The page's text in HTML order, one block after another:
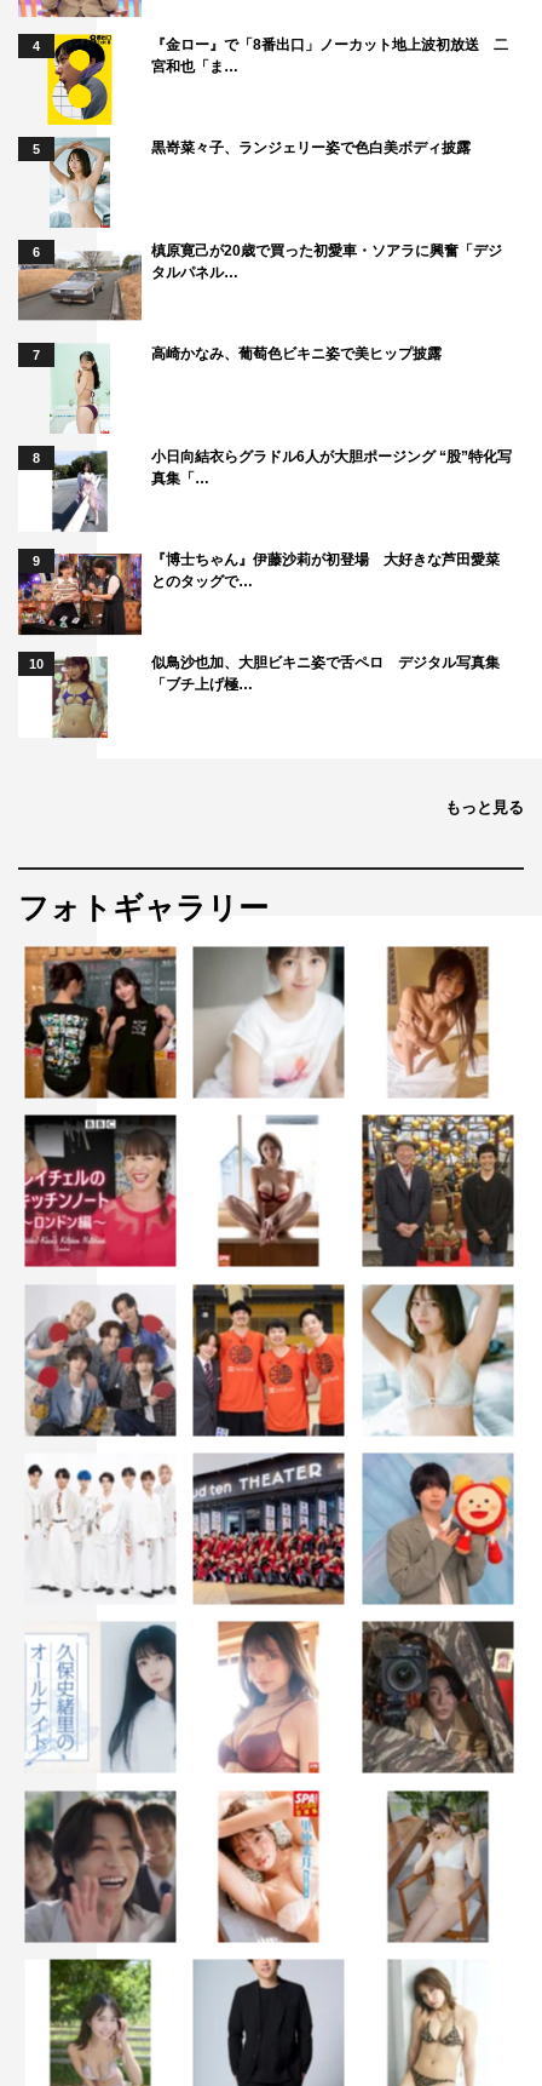
番組情報
『岸辺露伴は動かない』
NHK総合
第7話：「ホットサマー・マーサ」
2022年12月26日（月）午後10時～10時54分
第8話：「ジャンケン小僧」
2022年12月27日（火）午後10時～10時54分
送）
この記事の写真
©NHK
柊木陽太
飯豊まりえ 高橋一生
4
『金ロー』で「8番出口」ノーカット地上波初放送 二
宮和也「ま…
5 黒嵜菜々子、ランジェリー姿で色白美ボディ披露
6
槙原寛己が20歳で買った初愛車・ソアラに興奮「デジ
タルパネル…
7 高崎かなみ、葡萄色ビキニ姿で美ヒップ披露
8
小日向結衣らグラドル6人が大胆ポージング “股”特化写
真集「…
9
『博士ちゃん』伊藤沙莉が初登場 大好きな芦田愛菜
とのタッグで…
10
似鳥沙也加、大胆ビキニ姿で舌ペロ デジタル写真集
「ブチ上げ極…
もっと見る
フォトギャラリー